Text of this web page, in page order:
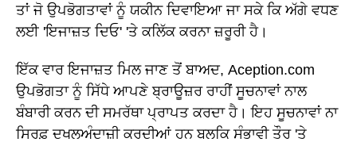
ਤਾਂ ਜੋ ਉਪਭੋਗਤਾਵਾਂ ਨੂੰ ਯਕੀਨ ਦਿਵਾਇਆ ਜਾ ਸਕੇ ਕਿ ਅੱਗੇ ਵਧਣ
ਲਈ 'ਇਜਾਜ਼ਤ ਦਿਓ' 'ਤੇ ਕਲਿੱਕ ਕਰਨਾ ਜ਼ਰੂਰੀ ਹੈ।
ਇੱਕ ਵਾਰ ਇਜਾਜ਼ਤ ਮਿਲ ਜਾਣ ਤੋਂ ਬਾਅਦ, Aception.com
ਉਪਭੋਗਤਾ ਨੂੰ ਸਿੱਧੇ ਆਪਣੇ ਬ੍ਰਾਊਜ਼ਰ ਰਾਹੀਂ ਸੂਚਨਾਵਾਂ ਨਾਲ
ਬੰਬਾਰੀ ਕਰਨ ਦੀ ਸਮਰੱਥਾ ਪ੍ਰਾਪਤ ਕਰਦਾ ਹੈ। ਇਹ ਸੂਚਨਾਵਾਂ ਨਾ
ਸਿਰਫ਼ ਦਖਲਅੰਦਾਜ਼ੀ ਕਰਦੀਆਂ ਹਨ ਬਲਕਿ ਸੰਭਾਵੀ ਤੌਰ 'ਤੇ